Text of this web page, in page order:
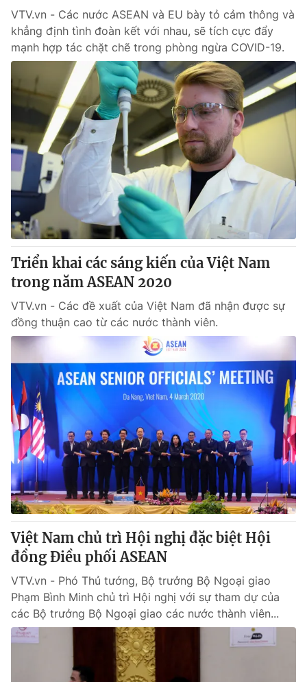
VTV.vn - Các nước ASEAN và EU bày tỏ cảm thông và
khẳng định tình đoàn kết với nhau, sẽ tích cực đẩy
mạnh hợp tác chặt chẽ trong phòng ngừa COVID-19.
Triển khai các sáng kiến của Việt Nam
trong năm ASEAN 2020
VTV.vn - Các đề xuất của Việt Nam đã nhận được sự
đồng thuận cao từ các nước thành viên.
Việt Nam chủ trì Hội nghị đặc biệt Hội
đồng Điều phối ASEAN
VTV.vn - Phó Thủ tướng, Bộ trưởng Bộ Ngoại giao
Phạm Bình Minh chủ trì Hội nghị với sự tham dự của
các Bộ trưởng Bộ Ngoại giao các nước thành viên...